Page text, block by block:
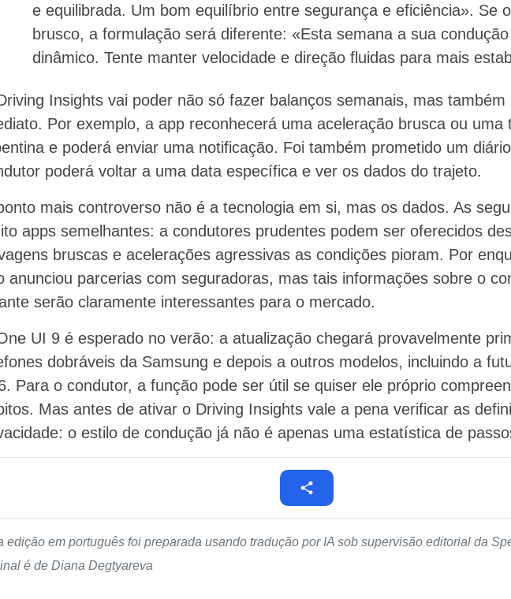
e equilibrada. Um bom equilíbrio entre segurança e eficiência». Se
brusco, a formulação será diferente: «Esta semana a sua
dinâmico. Tente manter velocidade e direção fluidas para mais
Insights vai poder não só fazer balanços semanais, mas também
Por exemplo, a app reconhecerá uma aceleração brusca ou uma
e poderá enviar uma notificação. Foi também prometido um
poderá voltar a uma data específica e ver os dados do trajeto.
mais controverso não é a tecnologia em si, mas os dados. As
apps semelhantes: a condutores prudentes podem ser oferecidos
bruscas e acelerações agressivas as condições pioram. Por
anunciou parcerias com seguradoras, mas tais informações sobre o
serão claramente interessantes para o mercado.
UI 9 é esperado no verão: a atualização chegará provavelmente
dobráveis da Samsung e depois a outros modelos, incluindo a
Para o condutor, a função pode ser útil se quiser ele próprio
Mas antes de ativar o Driving Insights vale a pena verificar as
o estilo de condução já não é apenas uma estatística de
edição em português foi preparada usando tradução por IA sob supervisão editorial da
é de Diana Degtyareva